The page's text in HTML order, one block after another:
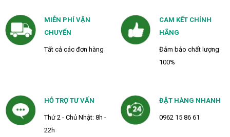
MIỄN PHÍ VẬN
CHUYỂN
Tất cả các đơn hàng
CAM KẾT CHÍNH
HÃNG
Đảm bảo chất lượng
100%
HỖ TRỢ TƯ VẤN
Thứ 2 - Chủ Nhật: 8h -
22h
ĐẶT HÀNG NHANH
0962 15 86 61